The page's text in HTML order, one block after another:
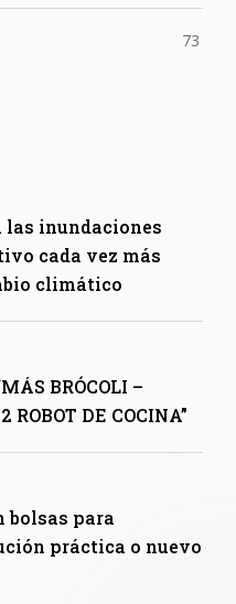
73
las inundaciones
cada vez más
climático
BRÓCOLI –
ROBOT DE COCINA”
bolsas para
práctica o nuevo